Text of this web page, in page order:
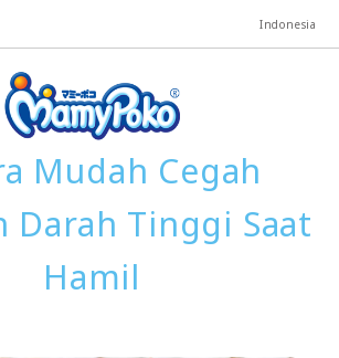
Indonesia
Mudah Cegah
Darah Tinggi Saat
Hamil